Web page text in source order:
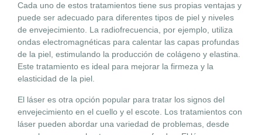
Cada uno de estos tratamientos tiene sus propias ventajas y
puede ser adecuado para diferentes tipos de piel y niveles
de envejecimiento. La radiofrecuencia, por ejemplo, utiliza
ondas electromagnéticas para calentar las capas profundas
de la piel, estimulando la producción de colágeno y elastina.
Este tratamiento es ideal para mejorar la firmeza y la
elasticidad de la piel.
El láser es otra opción popular para tratar los signos del
envejecimiento en el cuello y el escote. Los tratamientos con
láser pueden abordar una variedad de problemas, desde